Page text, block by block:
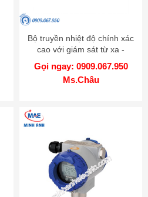
Bộ truyền nhiệt độ chính xác
cao với giám sát từ xa -
Model KT-502H
Gọi ngay: 0909.067.950
Ms.Châu